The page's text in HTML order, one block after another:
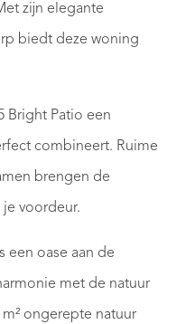
zijn elegante
biedt deze woning
Bright Patio een
combineert. Ruime
brengen de
voordeur.
een oase aan de
met de natuur
ongerepte natuur